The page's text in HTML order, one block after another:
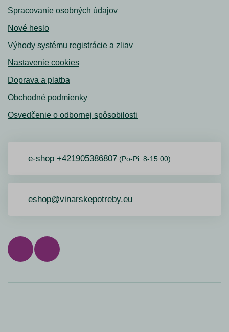
Spracovanie osobných údajov
Nové heslo
Výhody systému registrácie a zliav
Nastavenie cookies
Doprava a platba
Obchodné podmienky
Osvedčenie o odbornej spôsobilosti
e-shop +421905386807 (Po-Pi: 8-15:00)
eshop@vinarskepotreby.eu